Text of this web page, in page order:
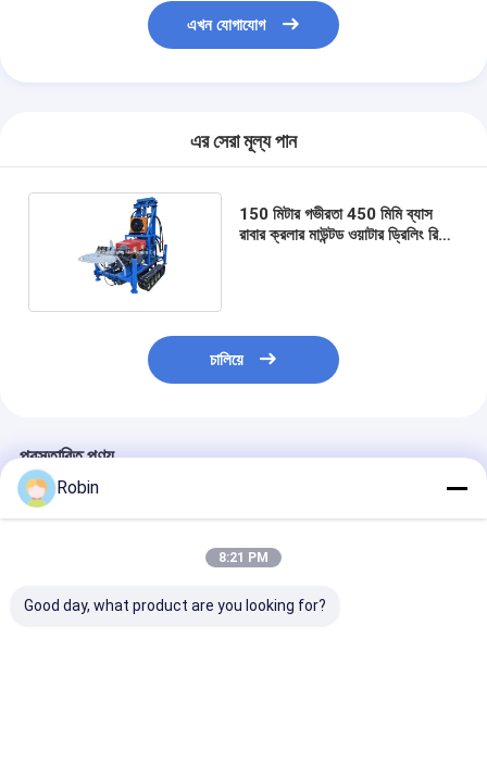
এখন যোগাযোগ
এর সেরা মূল্য পান
150 মিটার গভীরতা 450 মিমি ব্যাস
রাবার ক্রলার মাউন্টড ওয়াটার ড্রিলিং রিগ
চালিয়ে
প্রস্তাবিত পণ্য
Robin
8:21 PM
Good day, what product are you looking for?